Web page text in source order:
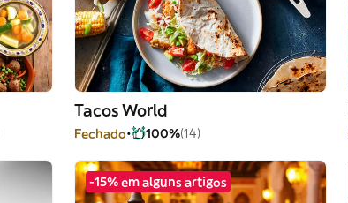
Tacos World
Fechado 100%(14)
-15% em alguns artigos